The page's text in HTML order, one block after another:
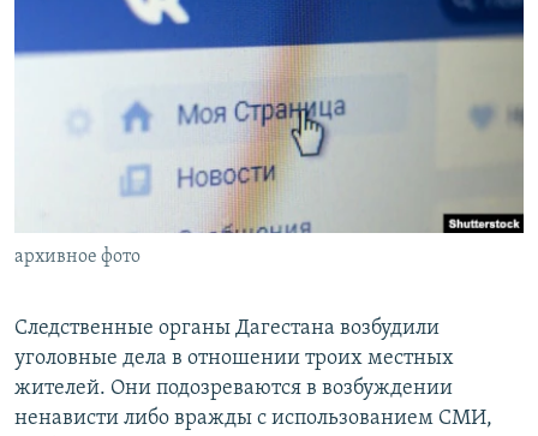
СИБИРЬ.РЕАЛИИ
РАСПИСАНИЕ ВЕЩАНИЯ
ПОДПИШИТЕСЬ НА РАССЫЛКУ
СОЦИАЛЬНЫЕ СЕТИ
Все сайты РСЕ/РС
архивное фото
Следственные органы Дагестана возбудили
уголовные дела в отношении троих местных
жителей. Они подозреваются в возбуждении
ненависти либо вражды с использованием СМИ,